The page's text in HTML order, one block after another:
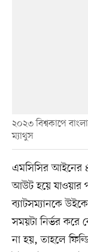
২০২৩ বিশ্বকাপে
ম্যাথুস
এমসিসির আইনের
আউট হয়ে যাওয়ার
ব্যাটসম্যানকে
সময়টা নির্ভর করে
না হয়, তাহলে